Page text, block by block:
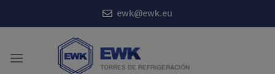
ewk@ewk.eu